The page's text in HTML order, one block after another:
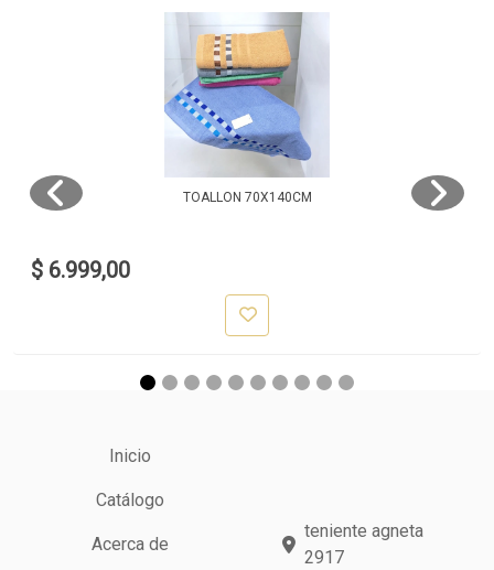
TOALLON 70X140CM
$ 6.999,00
Inicio
Catálogo
Acerca de
teniente agneta
2917